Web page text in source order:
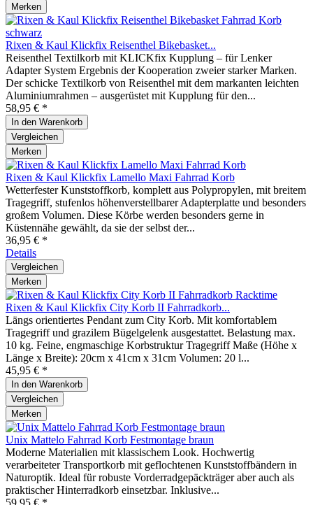
Merken
Rixen & Kaul Klickfix Reisenthel Bikebasket...
Reisenthel Textilkorb mit KLICKfix Kupplung – für Lenker
Adapter System Ergebnis der Kooperation zweier starker Marken.
Der schicke Textilkorb von Reisenthel mit dem markanten leichten
Aluminiumrahmen – ausgerüstet mit Kupplung für den...
58,95 € *
In den Warenkorb
Vergleichen
Merken
Rixen & Kaul Klickfix Lamello Maxi Fahrrad Korb
Wetterfester Kunststoffkorb, komplett aus Polypropylen, mit breitem
Tragegriff, stufenlos höhenverstellbarer Adapterplatte und besonders
großem Volumen. Diese Körbe werden besonders gerne in
Küstennähe gewählt, da sie der selbst der...
36,95 € *
Details
Vergleichen
Merken
Rixen & Kaul Klickfix City Korb II Fahrradkorb...
Längs orientiertes Pendant zum City Korb. Mit komfortablem
Tragegriff und grazilem Bügelgelenk ausgestattet. Belastung max.
10 kg. Feine, engmaschige Korbstruktur Tragegriff Maße (Höhe x
Länge x Breite): 20cm x 41cm x 31cm Volumen: 20 l...
45,95 € *
In den Warenkorb
Vergleichen
Merken
Unix Mattelo Fahrrad Korb Festmontage braun
Moderne Materialien mit klassischem Look. Hochwertig
verarbeiteter Transportkorb mit geflochtenen Kunststoffbändern in
Naturoptik. Ideal für robuste Vorderradgepäckträger aber auch als
praktischer Hinterradkorb einsetzbar. Inklusive...
59,95 € *